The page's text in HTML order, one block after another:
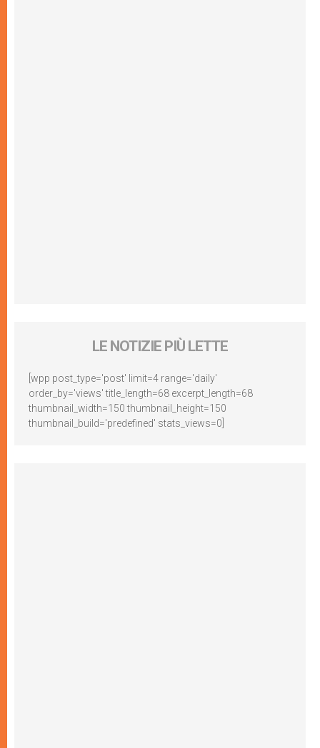
LE NOTIZIE PIÙ LETTE
[wpp post_type='post' limit=4 range='daily'
order_by='views' title_length=68 excerpt_length=68
thumbnail_width=150 thumbnail_height=150
thumbnail_build='predefined' stats_views=0]